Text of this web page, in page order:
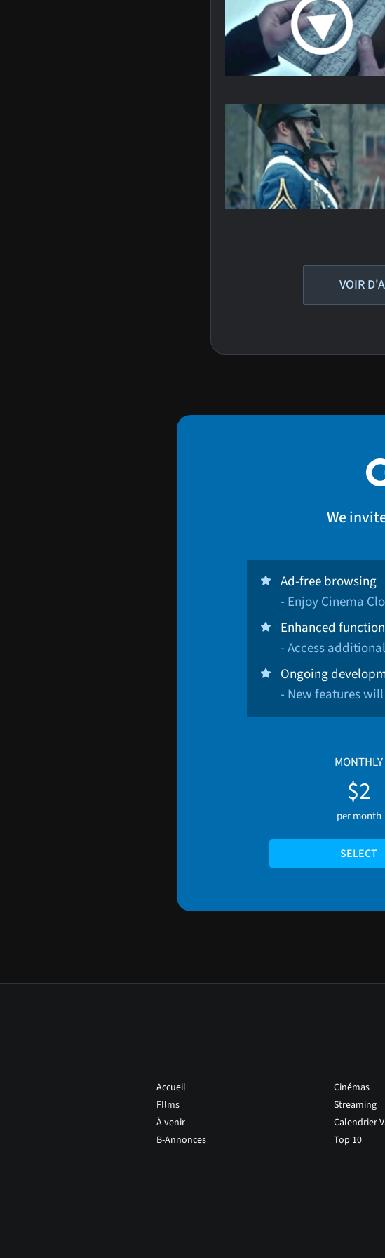
VOIR
We
Ad-free browsing
- Enjoy Cinema
Enhanced
- Access
Ongoing
- New features
MONTHLY
$2
per month
SELECT
Accueil
FIlms
À venir
B-Annonces
Cinémas
Streaming
Calendrier
Top 10